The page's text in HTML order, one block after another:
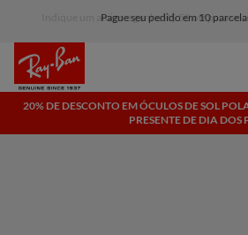
Pague seu pedido em 10
20% DE DESCONTO EM ÓCULOS DE SOL
PRESENTE DE DIA DOS